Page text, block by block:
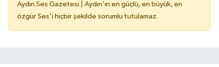
Aydın Ses Gazetesi | Aydın'ın en güçlü, en büyük, en
özgür Ses'i hiçbir şekilde sorumlu tutulamaz.